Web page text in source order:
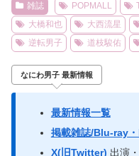
雑誌 POPMALL
大橋和也
大西流星
逆転男子
道枝駿佑
なにわ男子 最新情報
最新情報一覧
掲載雑誌/Blu-ray
X(旧Twitter) 出演